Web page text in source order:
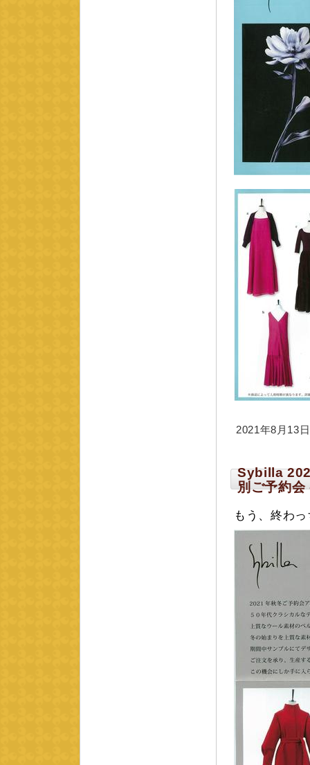
2021年8月13
Sybilla
別ご予約会
もう、終わ